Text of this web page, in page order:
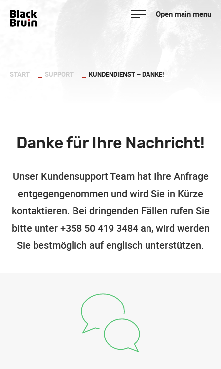
content
Black Bruin Open main menu
START SUPPORT KUNDENDIENST – DANKE!
Danke für Ihre Nachricht!
Unser Kundensupport Team hat Ihre Anfrage
entgegengenommen und wird Sie in Kürze
kontaktieren. Bei dringenden Fällen rufen Sie
bitte unter +358 50 419 3484 an, wird werden
Sie bestmöglich auf englisch unterstützen.